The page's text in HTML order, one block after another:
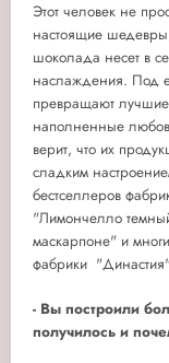
Этот человек не
настоящие
шоколада несет в
наслаждения. Под
превращают
наполненные
верит, что их
сладким
бестселлеров
"Лимончелло
маскарпоне" и
фабрики
- Вы построили
получилось и